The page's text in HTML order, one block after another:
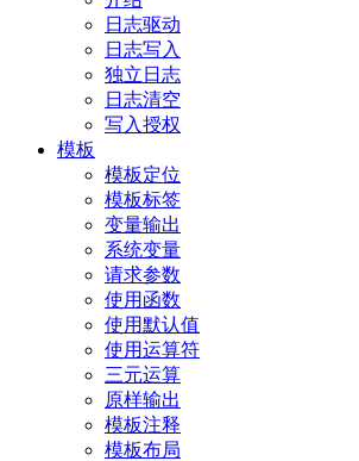
日志驱动
日志写入
独立日志
日志清空
写入授权
模板
模板定位
模板标签
变量输出
系统变量
请求参数
使用函数
使用默认值
使用运算符
三元运算
原样输出
模板注释
模板布局